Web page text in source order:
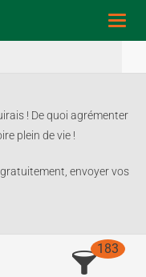
! De quoi agrémenter
plein de vie !
envoyer vos
183